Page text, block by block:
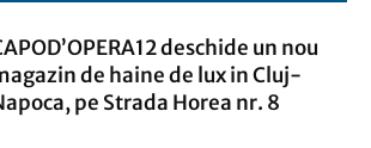
deschide un nou
de haine de lux in Cluj-
pe Strada Horea nr. 8